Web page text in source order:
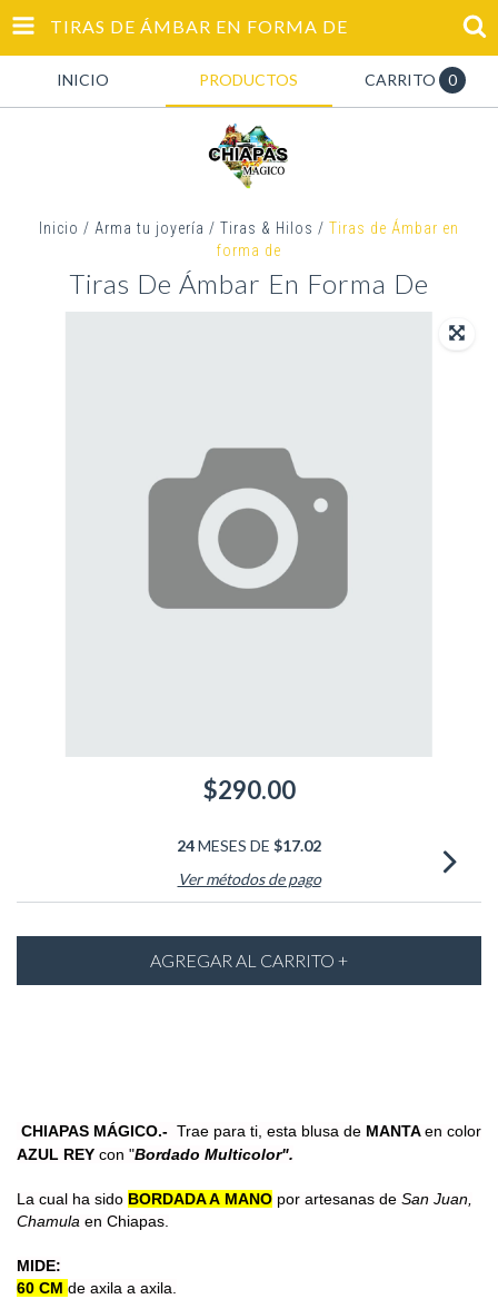
TIRAS DE ÁMBAR EN FORMA DE
INICIO PRODUCTOS CARRITO 0
Inicio / Arma tu joyería / Tiras & Hilos / Tiras de Ámbar en
forma de
Tiras De Ámbar En Forma De
$290.00
24MESES DE $17.02
Ver métodos de pago
CHIAPAS MÁGICO.- Trae para ti, esta blusa de MANTAen color
AZUL REY con "Bordado Multicolor".
La cual ha sido BORDADA A MANO por artesanas de San Juan,
Chamula en Chiapas.
MIDE:
60 CM de axila a axila.